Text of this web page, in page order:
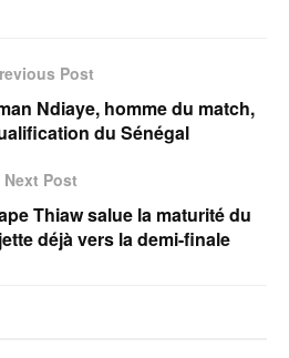
Post
Ndiaye, homme du match,
du Sénégal
Next Post
Thiaw salue la maturité du
déjà vers la demi-finale